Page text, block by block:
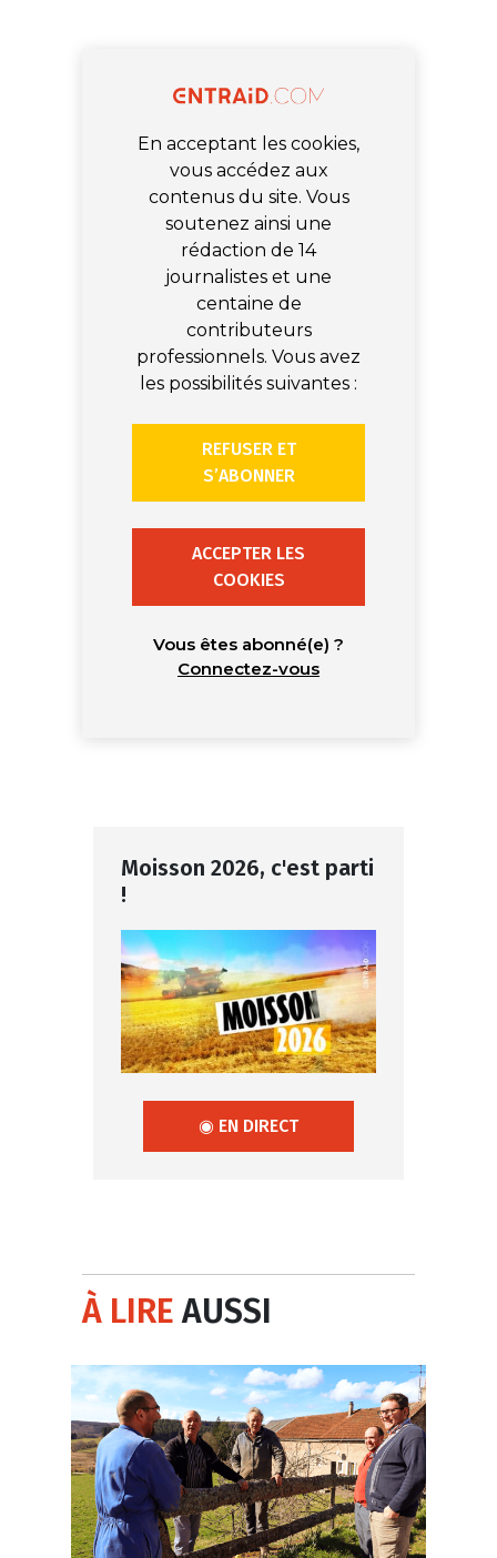
En acceptant les cookies,
vous accédez aux
contenus du site. Vous
soutenez ainsi une
rédaction de 14
journalistes et une
centaine de
contributeurs
professionnels. Vous avez
les possibilités suivantes :
REFUSER ET
S’ABONNER
ACCEPTER LES
COOKIES
Vous êtes abonné(e) ?
Connectez-vous
Moisson 2026, c'est parti
!
◉ EN DIRECT
À LIREAUSSI